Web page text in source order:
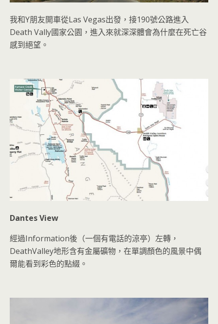
我和Y朋友開車從Las Vegas出發，接190號公路進入
Death Vally國家公園，進入來就深深體會為什麼在死亡谷
感到絕望。
Dantes View
經過Information後（一個有電話的涼亭）左轉，
DeathValley地形含有金屬礦物，在單調顏色的風景中偶
爾能看到彩色的點綴。